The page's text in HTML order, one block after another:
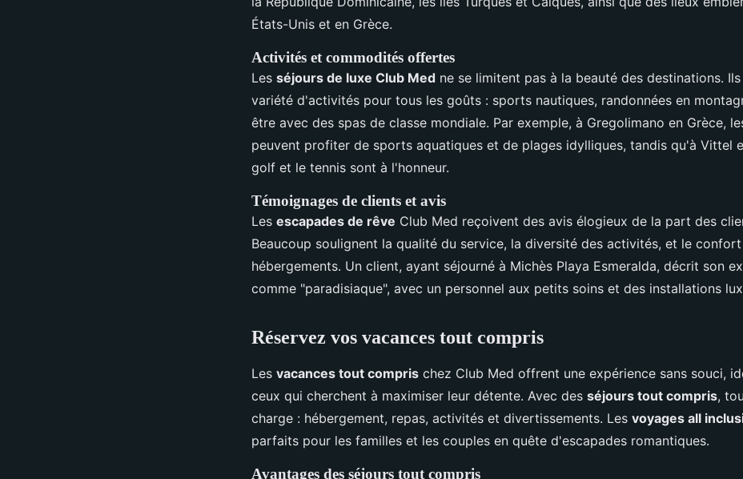
États-Unis et en Grèce.
Activités et commodités offertes
Les séjours de luxe Club Med ne se limitent pas à la beauté des destinations.
variété d'activités pour tous les goûts : sports nautiques, randonnées en
être avec des spas de classe mondiale. Par exemple, à Gregolimano en Grèce,
peuvent profiter de sports aquatiques et de plages idylliques, tandis qu'à Vittel
golf et le tennis sont à l'honneur.
Témoignages de clients et avis
Les escapades de rêve Club Med reçoivent des avis élogieux de la part des
Beaucoup soulignent la qualité du service, la diversité des activités, et le
hébergements. Un client, ayant séjourné à Michès Playa Esmeralda, décrit son
comme "paradisiaque", avec un personnel aux petits soins et des installations
Réservez vos vacances tout compris
Les vacances tout compris chez Club Med offrent une expérience sans souci,
ceux qui cherchent à maximiser leur détente. Avec des séjours tout compris,
charge : hébergement, repas, activités et divertissements. Les voyages all
parfaits pour les familles et les couples en quête d'escapades romantiques.
Avantages des séjours tout compris